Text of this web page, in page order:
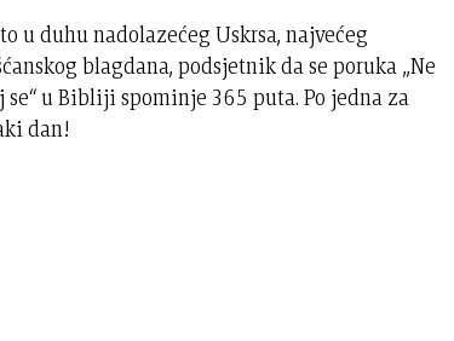
u duhu nadolazećeg Uskrsa, najvećeg
blagdana, podsjetnik da se poruka „Ne
se“ u Bibliji spominje 365 puta. Po jedna za
dan!